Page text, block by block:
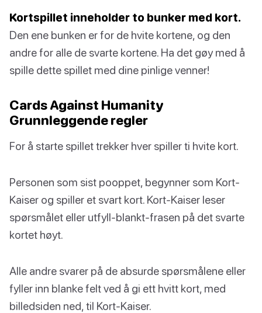
Kortspillet inneholder to bunker med kort.
Den ene bunken er for de hvite kortene, og den
andre for alle de svarte kortene. Ha det gøy med å
spille dette spillet med dine pinlige venner!
Cards Against Humanity
Grunnleggende regler
For å starte spillet trekker hver spiller ti hvite kort.
Personen som sist pooppet, begynner som Kort-
Kaiser og spiller et svart kort. Kort-Kaiser leser
spørsmålet eller utfyll-blankt-frasen på det svarte
kortet høyt.
Alle andre svarer på de absurde spørsmålene eller
fyller inn blanke felt ved å gi ett hvitt kort, med
billedsiden ned, til Kort-Kaiser.